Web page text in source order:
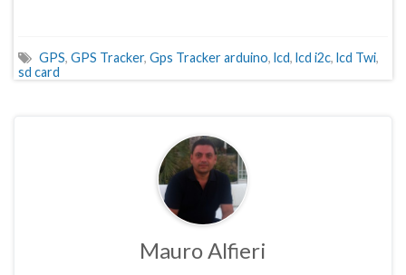
GPS, GPS Tracker, Gps Tracker arduino, lcd, lcd i2c, lcd Twi,
sd card
Mauro Alfieri